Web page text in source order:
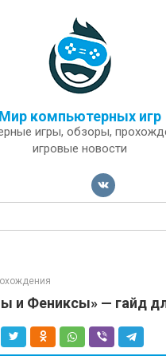
Мир компьютерных игр
игры, обзоры,
игровые новости
и Фениксы» — гайд